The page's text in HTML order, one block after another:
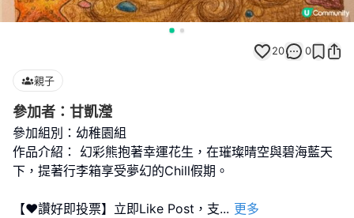
20 0
親子
參加者：甘凱瀅
參加組別：幼稚園組
作品介紹： 幻彩熊抱著幸運花生，在璀璨晴空與碧海藍天
下，提著行李箱享受夢幻的Chill假期。
【❤️讚好即投票】立即Like Post，支... 更多